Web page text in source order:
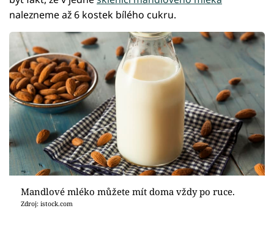
nalezneme až 6 kostek bílého cukru.
Mandlové mléko můžete mít doma vždy po ruce.
Zdroj: istock.com